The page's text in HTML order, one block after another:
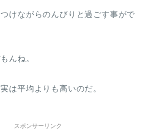
けながらのんびりと過ごす事がで
んね。
は平均よりも高いのだ。
スポンサーリンク